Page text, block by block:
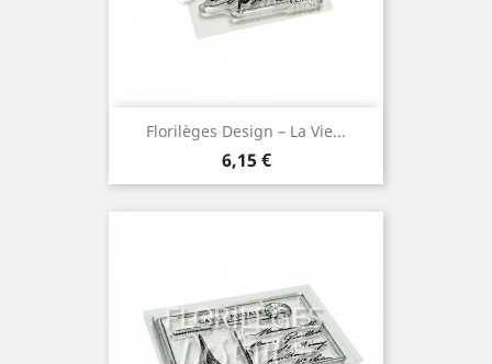
Florilèges Design – La Vie...
Prix
6,15 €